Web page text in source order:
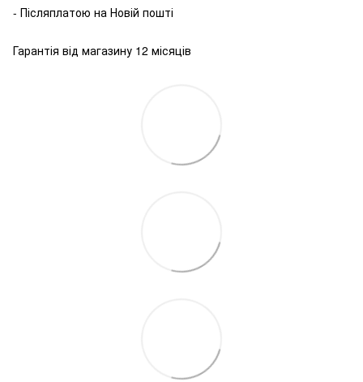
- Післяплатою на Новій пошті
Гарантія від магазину 12 місяців